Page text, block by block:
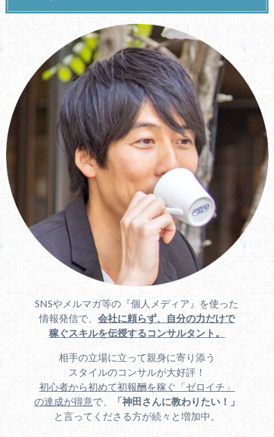
SNSやメルマガ等の『個人メディア』を使った
情報発信で、 会社に頼らず、自分の力だけで
稼ぐスキルを伝授するコンサルタント。
相手の立場に立って親身に寄り添う
スタイルのコンサルが大好評！
初心者から初めて初報酬を稼ぐ「ゼロイチ」
の達成が得意で、
「神田さんに教わりたい！」
と言ってくださる方が続々と増加中。